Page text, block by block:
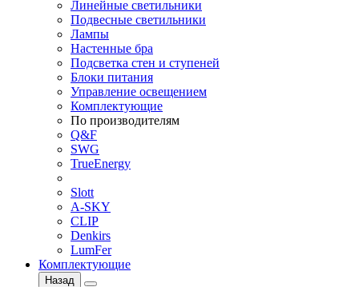
Линейные светильники
Подвесные светильники
Лампы
Настенные бра
Подсветка стен и ступеней
Блоки питания
Управление освещением
Комплектующие
По производителям
Q&F
SWG
TrueEnergy
Slott
A-SKY
CLIP
Denkirs
LumFer
Комплектующие
Назад